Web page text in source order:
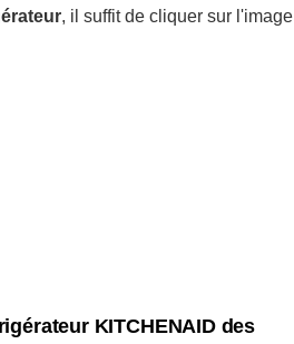
, il suffit de cliquer sur l'image
KITCHENAID des